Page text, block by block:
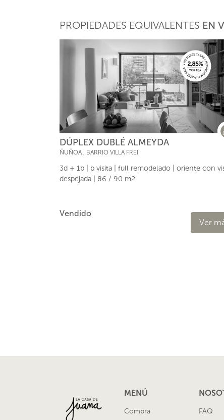
PROPIEDADES EQUIVALENTES EN
DÚPLEX DUBLÉ ALMEYDA
ÑUÑOA, BARRIO VILLA FREI
3d + 1b | b visita | full remodelado | oriente con
despejada | 86 / 90 m2
Vendido
Ver
MENÚ
Compra FAQ